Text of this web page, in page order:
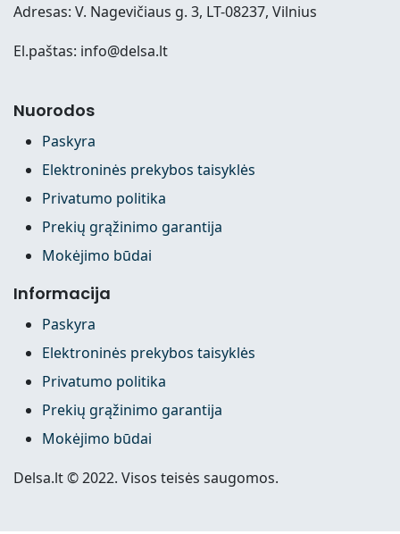
Adresas: V. Nagevičiaus g. 3, LT-08237, Vilnius
El.paštas: info@delsa.lt
Nuorodos
Paskyra
Elektroninės prekybos taisyklės
Privatumo politika
Prekių grąžinimo garantija
Mokėjimo būdai
Informacija
Paskyra
Elektroninės prekybos taisyklės
Privatumo politika
Prekių grąžinimo garantija
Mokėjimo būdai
Delsa.lt © 2022. Visos teisės saugomos.